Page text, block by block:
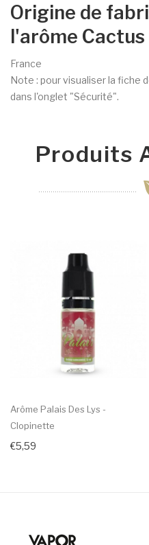
Origine de
l'arôme
France
Note : pour visualiser la fiche
dans l'onglet "Sécurité".
Produits
Arôme Palais Des Lys -
Clopinette
€5,59